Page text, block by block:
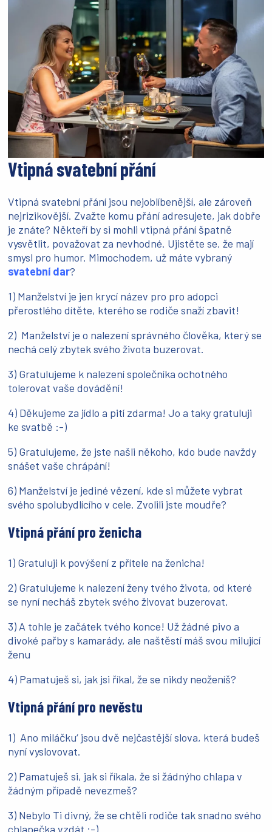
Vtipná svatební přání
Vtipná svatební přání jsou nejoblíbenější, ale zároveň
nejrizikovější. Zvažte komu přání adresujete, jak dobře
je znáte? Někteří by si mohli vtipná přání špatně
vysvětlit, považovat za nevhodné. Ujistěte se, že mají
smysl pro humor. Mimochodem, už máte vybraný
svatební dar?
1) Manželství je jen krycí název pro pro adopci
přerostlého dítěte, kterého se rodiče snaží zbavit!
2) Manželství je o nalezení správného člověka, který se
nechá celý zbytek svého života buzerovat.
3) Gratulujeme k nalezení společníka ochotného
tolerovat vaše dovádění!
4) Děkujeme za jídlo a pití zdarma! Jo a taky gratuluji
ke svatbě :-)
5) Gratulujeme, že jste našli někoho, kdo bude navždy
snášet vaše chrápání!
6) Manželství je jediné vězení, kde si můžete vybrat
svého spolubydlícího v cele. Zvolili jste moudře?
Vtipná přání pro ženicha
1) Gratuluji k povýšení z přítele na ženicha!
2) Gratulujeme k nalezení ženy tvého života, od které
se nyní necháš zbytek svého živovat buzerovat.
3) A tohle je začátek tvého konce! Už žádné pivo a
divoké pařby s kamarády, ale naštěstí máš svou milující
ženu
4) Pamatuješ si, jak jsi říkal, že se nikdy neoženíš?
Vtipná přání pro nevěstu
1) Ano miláčku‘ jsou dvě nejčastější slova, která budeš
nyní vyslovovat.
2) Pamatuješ si, jak si říkala, že si žádnýho chlapa v
žádným případě nevezmeš?
3) Nebylo Ti divný, že se chtěli rodiče tak snadno svého
chlapečka vzdát :-)